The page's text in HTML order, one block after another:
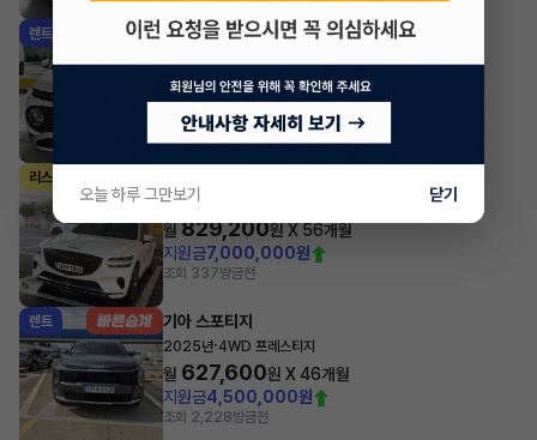
렌트 현대 캐스퍼
월417,450원 X41개월
조회 3방금전
리스
2021년
월 829,200원 X 56개월
지원금7,000,000원
조회 337방금전
렌트 기아 스포티지
2025년·4WD 프레스티지
월 627,600원 X46개월
지원금4,500,000원
조회 2,228방금전
오늘 하루 그만보기 닫기